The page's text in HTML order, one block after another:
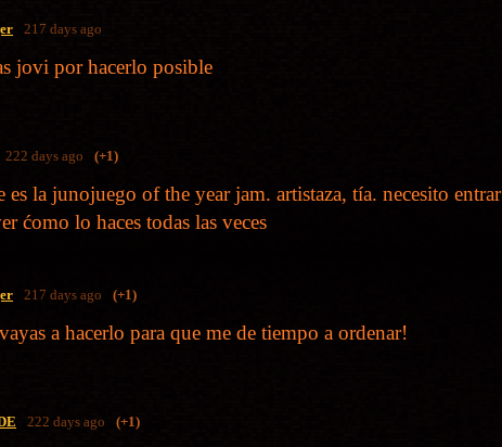
217 days ago
jovi por hacerlo posible
222 days ago (+1)
la junojuego of the year jam. artistaza, tía. necesito entrar
ćomo lo haces todas las veces
217 days ago (+1)
a hacerlo para que me de tiempo a ordenar!
222 days ago (+1)